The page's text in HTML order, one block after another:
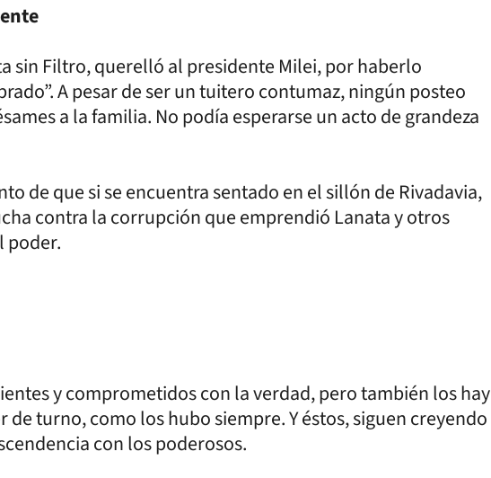
sin Filtro, querelló al presidente Milei, por haberlo
A pesar de ser un tuitero contumaz, ningún posteo
a la familia. No podía esperarse un acto de grandeza
de que si se encuentra sentado en el sillón de Rivadavia,
contra la corrupción que emprendió Lanata y otros
poder.
y comprometidos con la verdad, pero también los hay
turno, como los hubo siempre. Y éstos, siguen creyendo
con los poderosos.